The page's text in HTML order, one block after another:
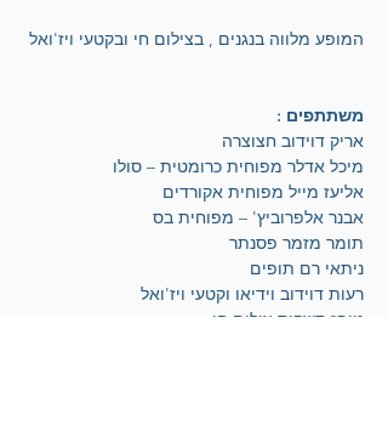
המופע מלווה בנגנים , בצילום חי ובקטעי ויז'ואל
משתתפים :
אריק דוידוב חצוצרה
מיכל אדלר מפוחית כרומטית – סולו
אליעז מייל מפוחית אקורדים
אבנר אלפרוביץ' – מפוחית בס
תומר מזמר פסנתר
ניתאי רם תופים
רעות דוידוב וידיאו וקטעי ויז'ואל
טופז סשקיס צילום חי